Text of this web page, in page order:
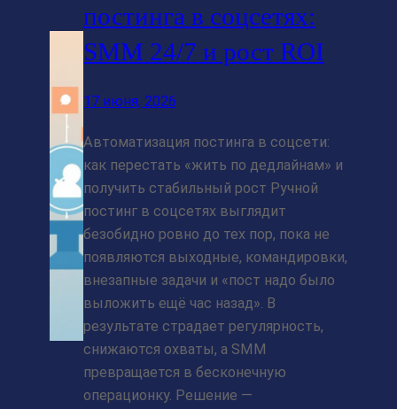
постинга в соцсетях:
SMM 24/7 и рост ROI
17 июня, 2026
Автоматизация постинга в соцсети:
как перестать «жить по дедлайнам» и
получить стабильный рост Ручной
постинг в соцсетях выглядит
безобидно ровно до тех пор, пока не
появляются выходные, командировки,
внезапные задачи и «пост надо было
выложить ещё час назад». В
результате страдает регулярность,
снижаются охваты, а SMM
превращается в бесконечную
операционку. Решение —